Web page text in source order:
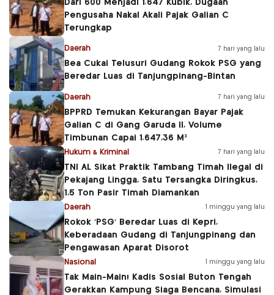
Dari 600 Menjadi 1.647 Kubik, Dugaan
Pengusaha Nakal Akali Pajak Galian C
Terungkap
Daerah 7 hari yang lalu
Bea Cukai Telusuri Gudang Rokok PSG yang
Beredar Luas di Tanjungpinang-Bintan
Daerah 7 hari yang lalu
BPPRD Temukan Kekurangan Bayar Pajak
Galian C di Gang Garuda II, Volume
Timbunan Capai 1.647,36 M³
Hukum & Kriminal 7 hari yang lalu
TNI AL Sikat Praktik Tambang Timah Ilegal di
Pekajang Lingga, Satu Tersangka Diringkus,
1,5 Ton Pasir Timah Diamankan
Daerah 1 minggu yang lalu
Rokok ‘PSG’ Beredar Luas di Kepri,
Keberadaan Gudang di Tanjungpinang dan
Pengawasan Aparat Disorot
Nasional 1 minggu yang lalu
Tak Main-Main! Kadis Sosial Buton Tengah
Gerakkan Kampung Siaga Bencana, Simulasi